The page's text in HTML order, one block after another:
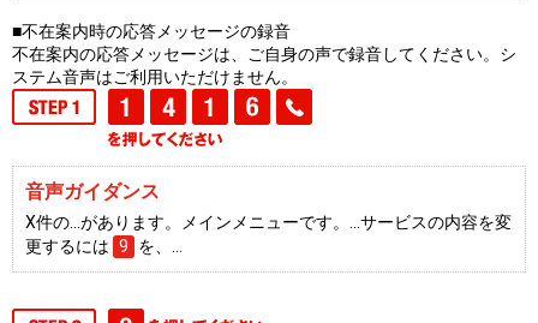
■不在案内時の応答メッセージの録音
不在案内の応答メッセージは、ご自身の声で録音してください。シ
ステム音声はご利用いただけません。
音声ガイダンス
X件の…があります。メインメニューです。…サービスの内容を変
更するには 9 を、…